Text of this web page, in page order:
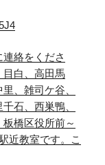
連絡をくださ
目白、高田馬
、雑司ケ谷、
石、西巣鴨、
橋区役所前～
近教室です。
こ